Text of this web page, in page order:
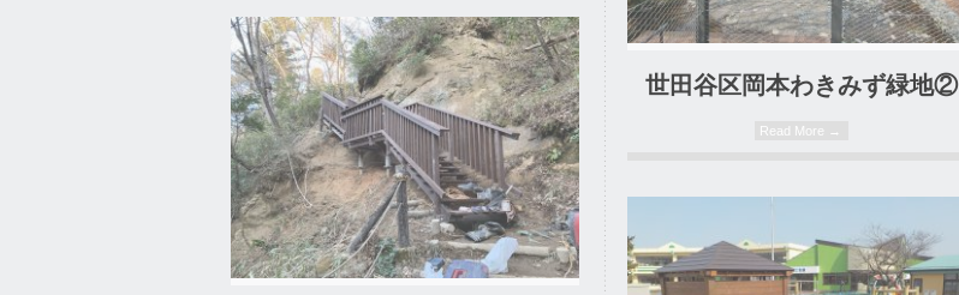
0 Comment
世田谷区岡本わきみず緑地②
Read More →
16. 03. 2020